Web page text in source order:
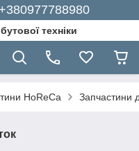
техніки
HoReCa Запчастини